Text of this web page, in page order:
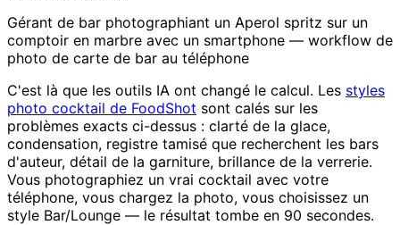
Gérant de bar photographiant un Aperol spritz sur un
comptoir en marbre avec un smartphone — workflow de
photo de carte de bar au téléphone
C'est là que les outils IA ont changé le calcul. Les styles
photo cocktail de FoodShot sont calés sur les
problèmes exacts ci-dessus : clarté de la glace,
condensation, registre tamisé que recherchent les bars
d'auteur, détail de la garniture, brillance de la verrerie.
Vous photographiez un vrai cocktail avec votre
téléphone, vous chargez la photo, vous choisissez un
style Bar/Lounge — le résultat tombe en 90 secondes.